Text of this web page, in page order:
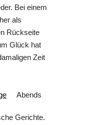
Bei einem
als
Rückseite
Glück hat
Zeit
Abends
Gerichte.